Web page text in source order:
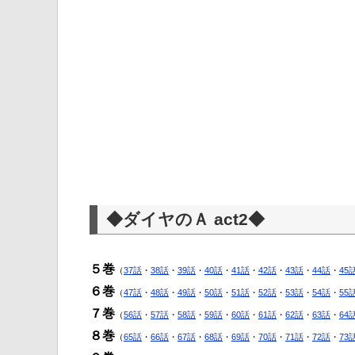
◆ダイヤのＡ act2◆
５巻 （37話 ・ 38話 ・ 39話 ・ 40話 ・ 41話 ・ 42話 ・ 43話 ・ 44話 ・ 45
６巻 （47話 ・ 48話 ・ 49話 ・ 50話 ・ 51話 ・ 52話 ・ 53話 ・ 54話 ・ 55
７巻 （56話 ・ 57話 ・ 58話 ・ 59話 ・ 60話 ・ 61話 ・ 62話 ・ 63話 ・ 64
８巻 （65話 ・ 66話 ・ 67話 ・ 68話 ・ 69話 ・ 70話 ・ 71話 ・ 72話 ・ 73